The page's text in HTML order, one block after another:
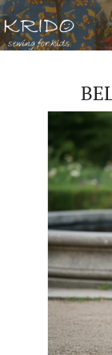
Prejsť
na
obsah